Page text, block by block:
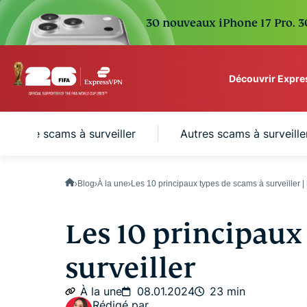
30 nouveaux iPhone 17
Découvrir
VPN protection for
de scams à surveiller Autres scams à
Blog À la une Les 10 principaux types de scams à surveiller |
Les 10
surveiller
À la une 08.01.2024
23 min